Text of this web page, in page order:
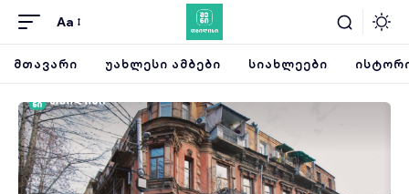
Aa
ᲛᲗᲐᲕᲐᲠᲘ ᲣᲐᲮᲚᲔᲡᲘ ᲐᲛᲑᲔᲑᲘ ᲡᲘᲐᲮᲚᲔᲔᲑᲘ